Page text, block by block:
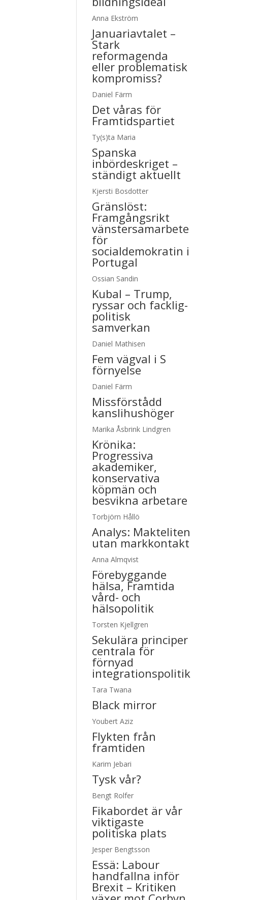
Anna Ekström
Januariavtalet –
Stark
reformagenda
eller problematisk
kompromiss?
Daniel Färm
Det våras för
Framtidspartiet
Ty(s)ta Maria
Spanska
inbördeskriget –
ständigt aktuellt
Kjersti Bosdotter
Gränslöst:
Framgångsrikt
vänstersamarbete
för
socialdemokratin i
Portugal
Ossian Sandin
Kubal – Trump,
ryssar och facklig-
politisk
samverkan
Daniel Mathisen
Fem vägval i S
förnyelse
Daniel Färm
Missförstådd
kanslihushöger
Marika Åsbrink Lindgren
Krönika:
Progressiva
akademiker,
konservativa
köpmän och
besvikna arbetare
Torbjörn Hållö
Analys: Makteliten
utan markkontakt
Anna Almqvist
Förebyggande
hälsa, Framtida
vård- och
hälsopolitik
Torsten Kjellgren
Sekulära principer
centrala för
förnyad
integrationspolitik
Tara Twana
Black mirror
Youbert Aziz
Flykten från
framtiden
Karim Jebari
Tysk vår?
Bengt Rolfer
Fikabordet är vår
viktigaste
politiska plats
Jesper Bengtsson
Essä: Labour
handfallna inför
Brexit – Kritiken